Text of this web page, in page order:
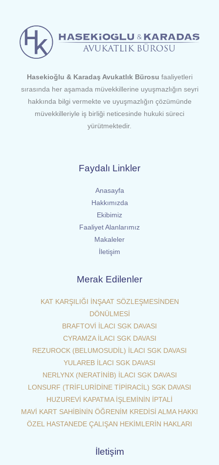
Hasekioğlu & Karadaş Avukatlık Bürosu faaliyetleri
sırasında her aşamada müvekkillerine uyuşmazlığın seyri
hakkında bilgi vermekte ve uyuşmazlığın çözümünde
müvekkilleriyle iş birliği neticesinde hukuki süreci
yürütmektedir.
Faydalı Linkler
Anasayfa
Hakkımızda
Ekibimiz
Faaliyet Alanlarımız
Makaleler
İletişim
Merak Edilenler
KAT KARŞILIĞI İNŞAAT SÖZLEŞMESİNDEN
DÖNÜLMESİ
BRAFTOVİ İLACI SGK DAVASI
CYRAMZA İLACI SGK DAVASI
REZUROCK (BELUMOSUDİL) İLACI SGK DAVASI
YULAREB İLACI SGK DAVASI
NERLYNX (NERATİNİB) İLACI SGK DAVASI
LONSURF (TRİFLURİDİNE TİPİRACİL) SGK DAVASI
HUZUREVİ KAPATMA İŞLEMİNİN İPTALİ
MAVİ KART SAHİBİNİN ÖĞRENİM KREDİSİ ALMA HAKKI
ÖZEL HASTANEDE ÇALIŞAN HEKİMLERİN HAKLARI
İletişim